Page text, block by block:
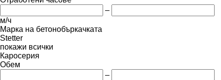
–
м/ч
Марка на бетонобъркачката
Stetter
покажи всички
Каросерия
Обем
–